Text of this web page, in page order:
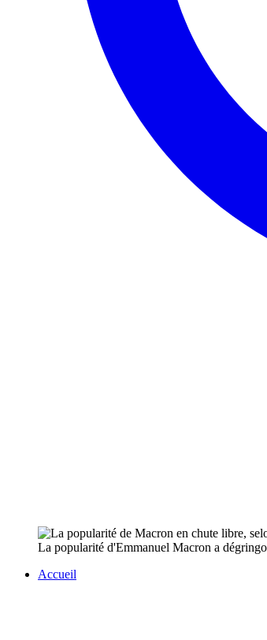
La popularité d'Emmanuel Macron a
Accueil